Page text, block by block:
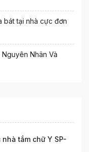
bát tại nhà cực đơn
Nhân Và
tắm chữ Y SP-